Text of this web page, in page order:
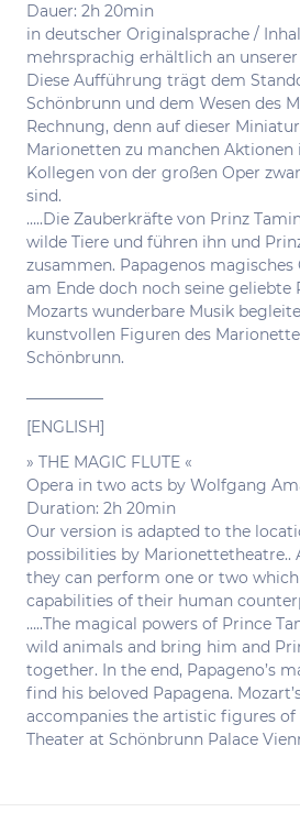
Dauer: 2h 20min
in deutscher Originalsprache /
mehrsprachig erhältlich an unserer
Diese Aufführung trägt dem
Schönbrunn und dem Wesen des
Rechnung, denn auf dieser
Marionetten zu manchen Aktionen
Kollegen von der großen Oper
sind.
…..Die Zauberkräfte von Prinz
wilde Tiere und führen ihn und
zusammen. Papagenos
am Ende doch noch seine geliebte
Mozarts wunderbare Musik
kunstvollen Figuren des
Schönbrunn.
[ENGLISH]
» THE MAGIC FLUTE «
Opera in two acts by Wolfgang
Duration: 2h 20min
Our version is adapted to the
possibilities by Marionettetheatre..
they can perform one or two
capabilities of their human
…..The magical powers of Prince
wild animals and bring him and
together. In the end, Papageno’s
find his beloved Papagena.
accompanies the artistic figures
Theater at Schönbrunn Palace